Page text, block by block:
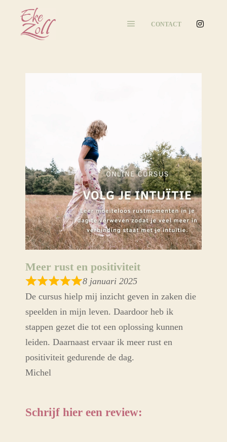
CONTACT
Meer rust en positiviteit
8 januari 2025
De cursus hielp mij inzicht geven in zaken die
speelden in mijn leven. Daardoor heb ik
stappen gezet die tot een oplossing kunnen
leiden. Daarnaast ervaar ik meer rust en
positiviteit gedurende de dag.
Michel
Schrijf hier een review: